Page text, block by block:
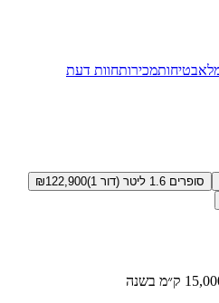
בטיחותמכירותחוות דעת
סופרים 1.6 ליטר (דור 1) ₪122,900